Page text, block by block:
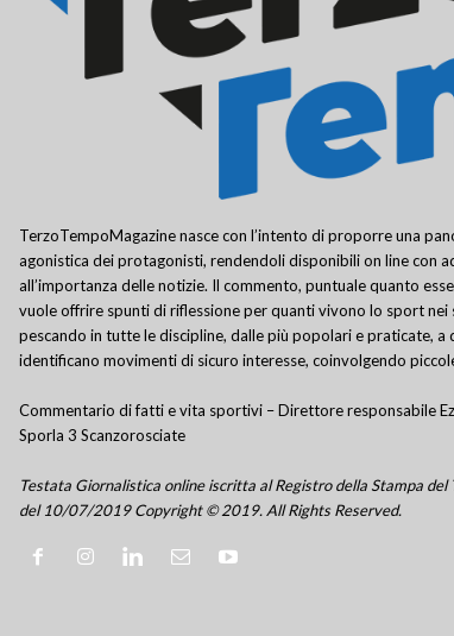
TerzoTempoMagazine nasce con l’intento di proporre una
agonistica dei protagonisti, rendendoli disponibili on line con
all’importanza delle notizie. Il commento, puntuale quanto
vuole offrire spunti di riflessione per quanti vivono lo sport nei
pescando in tutte le discipline, dalle più popolari e praticate, a
identificano movimenti di sicuro interesse, coinvolgendo
Commentario di fatti e vita sportivi – Direttore responsabile
Sporla 3 Scanzorosciate
Testata Giornalistica online iscritta al Registro della Stampa
del 10/07/2019 Copyright © 2019. All Rights Reserved.